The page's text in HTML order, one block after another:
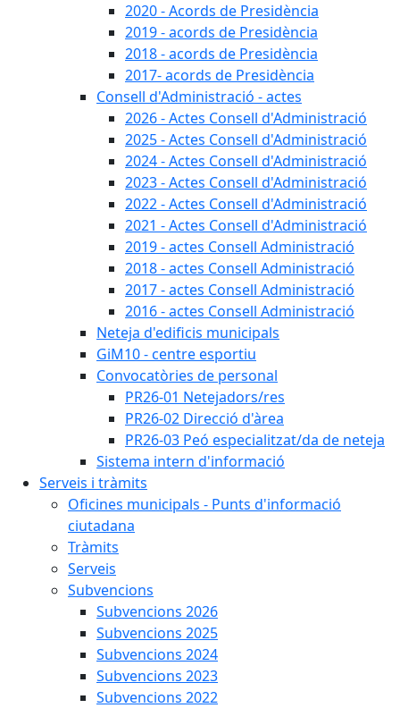
2020 - Acords de Presidència
2019 - acords de Presidència
2018 - acords de Presidència
2017- acords de Presidència
Consell d'Administració - actes
2026 - Actes Consell d'Administració
2025 - Actes Consell d'Administració
2024 - Actes Consell d'Administració
2023 - Actes Consell d'Administració
2022 - Actes Consell d'Administració
2021 - Actes Consell d'Administració
2019 - actes Consell Administració
2018 - actes Consell Administració
2017 - actes Consell Administració
2016 - actes Consell Administració
Neteja d'edificis municipals
GiM10 - centre esportiu
Convocatòries de personal
PR26-01 Netejadors/res
PR26-02 Direcció d'àrea
PR26-03 Peó especialitzat/da de neteja
Sistema intern d'informació
Serveis i tràmits
Oficines municipals - Punts d'informació
ciutadana
Tràmits
Serveis
Subvencions
Subvencions 2026
Subvencions 2025
Subvencions 2024
Subvencions 2023
Subvencions 2022